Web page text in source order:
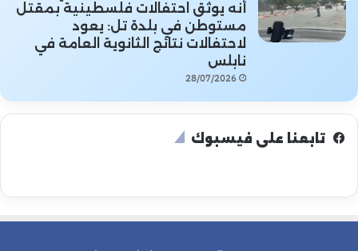
أنه يوثق احتفالات فلسطينية بمقتل
مستوطن في بلدة تل: يعود
لاحتفالات نتائج الثانوية العامة في
نابلس
28/07/2026
تابعنا على فيسبوك